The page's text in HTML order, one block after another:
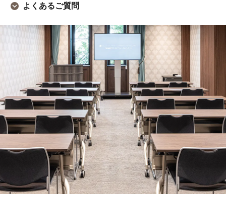
よくあるご質問